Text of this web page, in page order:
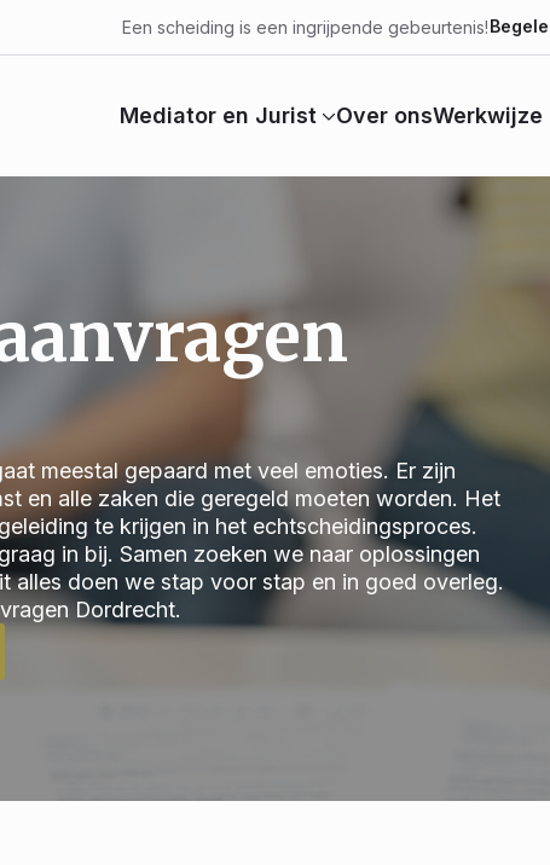
Een scheiding is een ingrijpende gebeurtenis!
Mediator en Jurist Over onsWerkwijze
meestal gepaard met veel emoties. Er zijn
en alle zaken die geregeld moeten worden. Het
te krijgen in het echtscheidingsproces.
in bij. Samen zoeken we naar oplossingen
alles doen we stap voor stap en in goed overleg.
Dordrecht.